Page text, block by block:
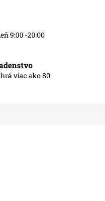
9:00 -20:00
viac ako 80